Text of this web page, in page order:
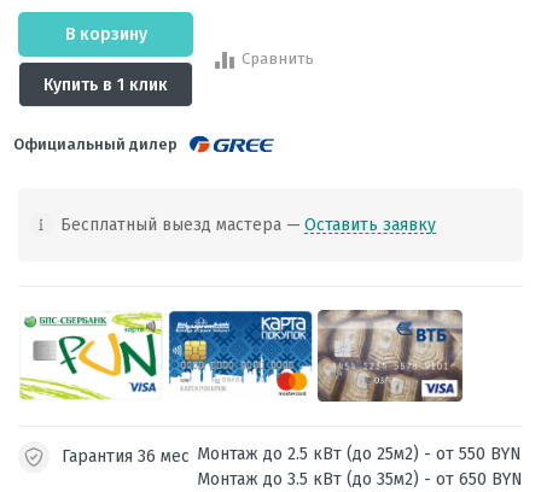
В корзину
Купить в 1 клик
Сравнить
Официальный дилер
Бесплатный выезд мастера — Оставить заявку
Гарантия 36 мес Монтаж до 2.5 кВт (до 25м2) - от 550 BYN
Монтаж до 3.5 кВт (до 35м2) - от 650 BYN